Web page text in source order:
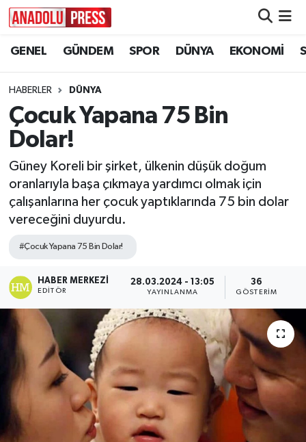
GENEL GÜNDEM SPOR DÜNYA EKONOMİ
HABERLER DÜNYA
Çocuk Yapana 75 Bin
Dolar!
Güney Koreli bir şirket, ülkenin düşük doğum
oranlarıyla başa çıkmaya yardımcı olmak için
çalışanlarına her çocuk yaptıklarında 75 bin dolar
vereceğini duyurdu.
#Çocuk Yapana 75 Bin Dolar!
HABER MERKEZI
EDITÖR
28.03.2024 - 13:05
YAYINLANMA
36
GÖSTERIM
Nöbetçi Eczaneler
Hava Durumu
Namaz Vakitleri
Süper Lig Puan Durumu ve Fikstür
Tüm Manşetler
Haber Arşivi